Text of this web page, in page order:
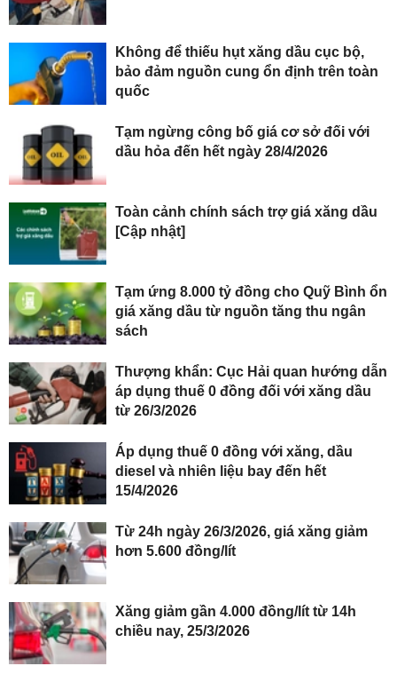
Không để thiếu hụt xăng dầu cục bộ,
bảo đảm nguồn cung ổn định trên toàn
quốc
Tạm ngừng công bố giá cơ sở đối với
dầu hỏa đến hết ngày 28/4/2026
Toàn cảnh chính sách trợ giá xăng dầu
[Cập nhật]
Tạm ứng 8.000 tỷ đồng cho Quỹ Bình ổn
giá xăng dầu từ nguồn tăng thu ngân
sách
Thượng khẩn: Cục Hải quan hướng dẫn
áp dụng thuế 0 đồng đối với xăng dầu
từ 26/3/2026
Áp dụng thuế 0 đồng với xăng, dầu
diesel và nhiên liệu bay đến hết
15/4/2026
Từ 24h ngày 26/3/2026, giá xăng giảm
hơn 5.600 đồng/lít
Xăng giảm gần 4.000 đồng/lít từ 14h
chiều nay, 25/3/2026